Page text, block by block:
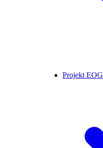
Projekt EOG